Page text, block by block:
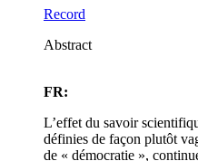
Record
Abstract
FR:
L’effet du savoir
définies de façon plutôt
de « démocratie »,